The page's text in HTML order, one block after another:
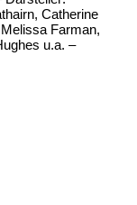
Catherine
Farman,
u.a. –